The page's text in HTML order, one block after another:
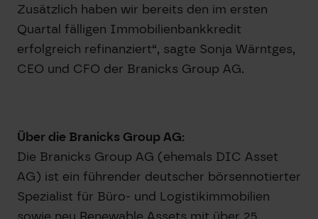
Zusätzlich haben wir bereits den im ersten
Quartal fälligen Immobilienbankkredit
erfolgreich refinanziert“, sagte Sonja Wärntges,
CEO und CFO der Branicks Group AG.
Über die Branicks Group AG:
Die Branicks Group AG (ehemals DIC Asset
AG) ist ein führender deutscher börsennotierter
Spezialist für Büro- und Logistikimmobilien
sowie neu Renewable Assets mit über 25